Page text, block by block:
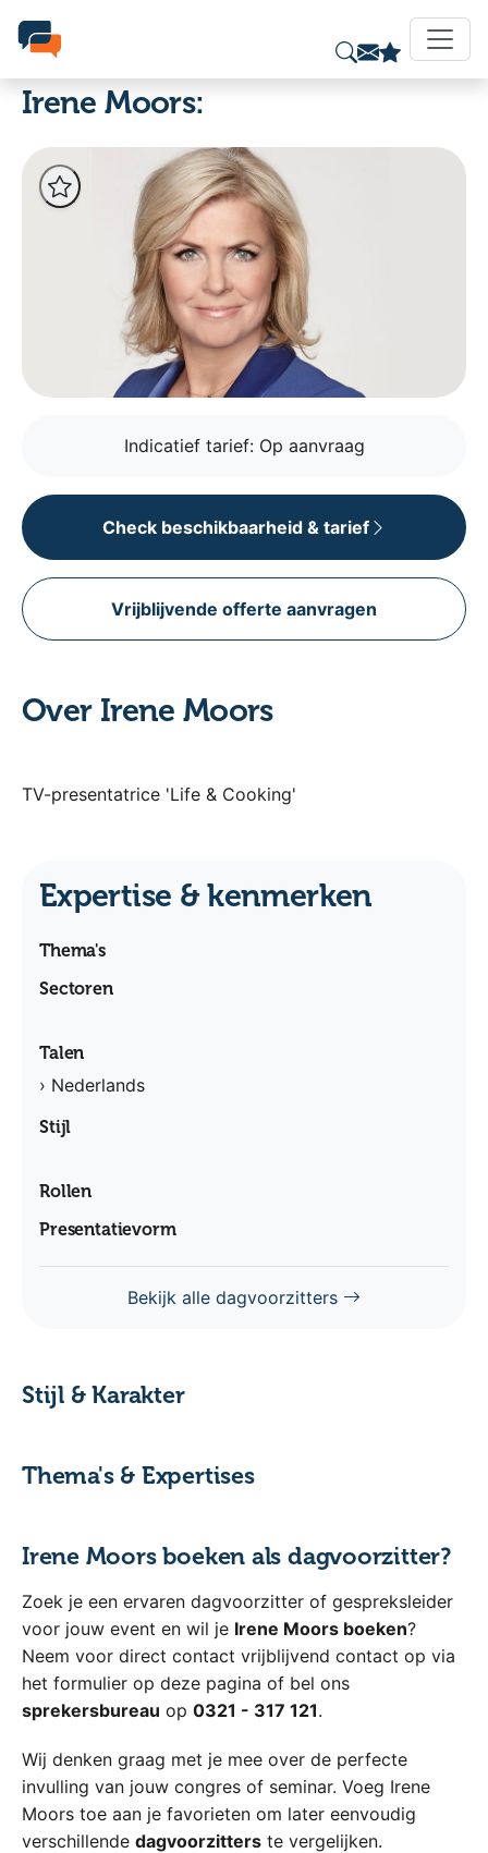
Irene Moors:
Indicatief tarief: Op aanvraag
Check beschikbaarheid & tarief
Vrijblijvende offerte aanvragen
Over Irene Moors
TV-presentatrice 'Life & Cooking'
Expertise & kenmerken
Thema's
Sectoren
Talen
› Nederlands
Stijl
Rollen
Presentatievorm
Bekijk alle dagvoorzitters
Stijl & Karakter
Thema's & Expertises
Irene Moors boeken als dagvoorzitter?
Zoek je een ervaren dagvoorzitter of gespreksleider
voor jouw event en wil je Irene Moors boeken?
Neem voor direct contact vrijblijvend contact op via
het formulier op deze pagina of bel ons
sprekersbureau op 0321 - 317 121.
Wij denken graag met je mee over de perfecte
invulling van jouw congres of seminar. Voeg Irene
Moors toe aan je favorieten om later eenvoudig
verschillende dagvoorzitters te vergelijken.